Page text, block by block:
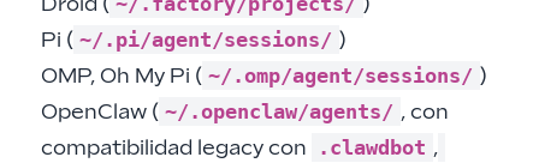
Droid (
)
Pi ( ~/.pi/agent/sessions/ )
OMP, Oh My Pi ( ~/.omp/agent/sessions/ )
OpenClaw ( ~/.openclaw/agents/ , con
compatibilidad legacy con
.clawdbot ,